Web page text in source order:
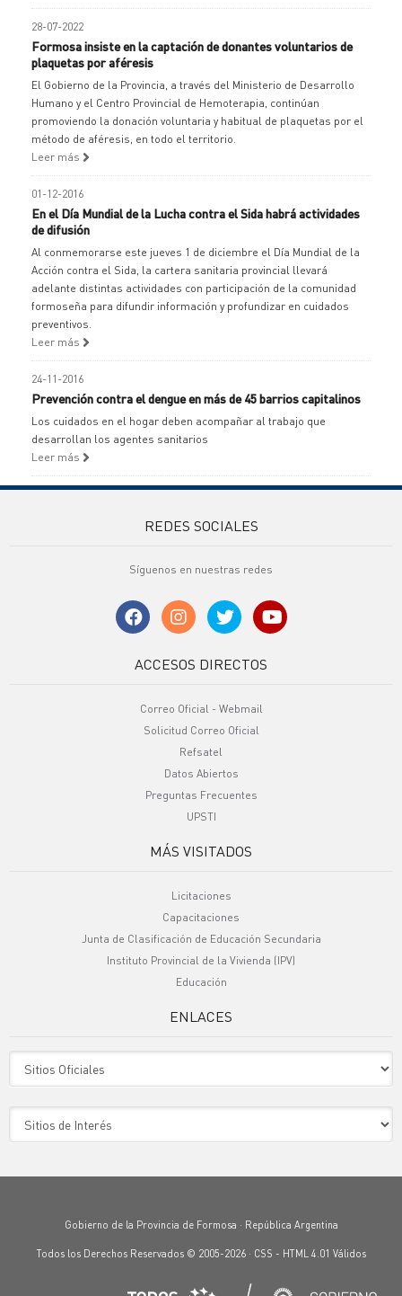
28-07-2022
Formosa insiste en la captación de donantes voluntarios de
plaquetas por aféresis
El Gobierno de la Provincia, a través del Ministerio de Desarrollo
Humano y el Centro Provincial de Hemoterapia, continúan
promoviendo la donación voluntaria y habitual de plaquetas por el
método de aféresis, en todo el territorio.
Leer más
01-12-2016
En el Día Mundial de la Lucha contra el Sida habrá actividades
de difusión
Al conmemorarse este jueves 1 de diciembre el Día Mundial de la
Acción contra el Sida, la cartera sanitaria provincial llevará
adelante distintas actividades con participación de la comunidad
formoseña para difundir información y profundizar en cuidados
preventivos.
Leer más
24-11-2016
Prevención contra el dengue en más de 45 barrios capitalinos
Los cuidados en el hogar deben acompañar al trabajo que
desarrollan los agentes sanitarios
Leer más
REDES SOCIALES
Síguenos en nuestras redes
ACCESOS DIRECTOS
Correo Oficial - Webmail
Solicitud Correo Oficial
Refsatel
Datos Abiertos
Preguntas Frecuentes
UPSTI
MÁS VISITADOS
Licitaciones
Capacitaciones
Junta de Clasificación de Educación Secundaria
Instituto Provincial de la Vivienda (IPV)
Educación
ENLACES
Gobierno de la Provincia de Formosa · República Argentina
Todos los Derechos Reservados © 2005-2026 · CSS - HTML 4.01 Válidos